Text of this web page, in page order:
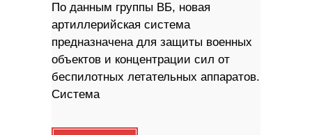
По данным группы ВБ, новая
артиллерийская система
предназначена для защиты военных
объектов и концентрации сил от
беспилотных летательных аппаратов.
Система